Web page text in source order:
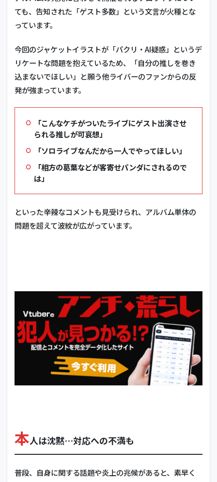
ても、告知された「ゲスト多数」という文言が火種とな
っています。
今回のジャケットイラストが「パクリ・AI疑惑」というデ
リケートな問題を抱えているため、「自分の推しを巻き
込まないでほしい」と願う他ライバーのファンからの反
発が強まっています。
「こんなケチがついたライブにゲスト出演させ
られる推しが可哀想」
「ソロライブなんだから一人でやってほしい」
「相方の葛葉などが客寄せパンダにされるので
は」
といった辛辣なコメントも見受けられ、アルバム単体の
問題を超えて波紋が広がっています。
本人は沈黙…対応への不満も
普段、自身に関する話題や炎上の兆候があると、素早く